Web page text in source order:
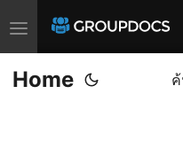
T
o
g
Home